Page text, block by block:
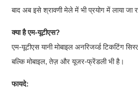
बाद अब इसे श्रावणी मेले में भी प्रयोग में लाया
क्या है एम-यूटीएस?
एम-यूटीएस यानी मोबाइल अनरिजर्व्ड टिकटिंग
बल्कि मोबाइल, तेज़ और यूजर-फ्रेंडली भी है।
फायदे: